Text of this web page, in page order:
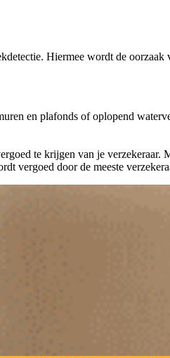
Hiermee wordt de
en plafonds of oplopend
te krijgen van je
vergoed door de meeste